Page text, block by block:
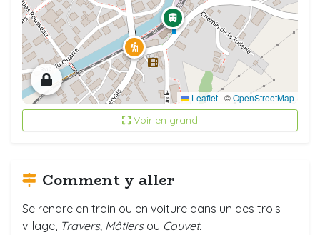
Leaflet | ©OpenStreetMap
Voir en grand
Comment y aller
Se rendre en train ou en voiture dans un des trois
village, Travers, Môtiersou Couvet.